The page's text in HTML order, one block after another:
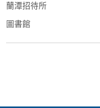
蘭潭招待所
圖書館